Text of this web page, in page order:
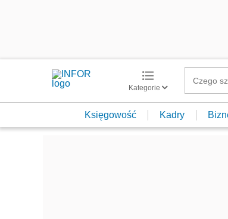
Kategorie
Księgowość Kadry